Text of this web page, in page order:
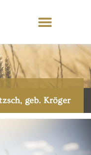
geb. Kröger